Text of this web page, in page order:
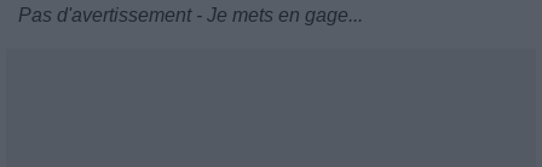
Pas d'avertissement - Je mets en gage...